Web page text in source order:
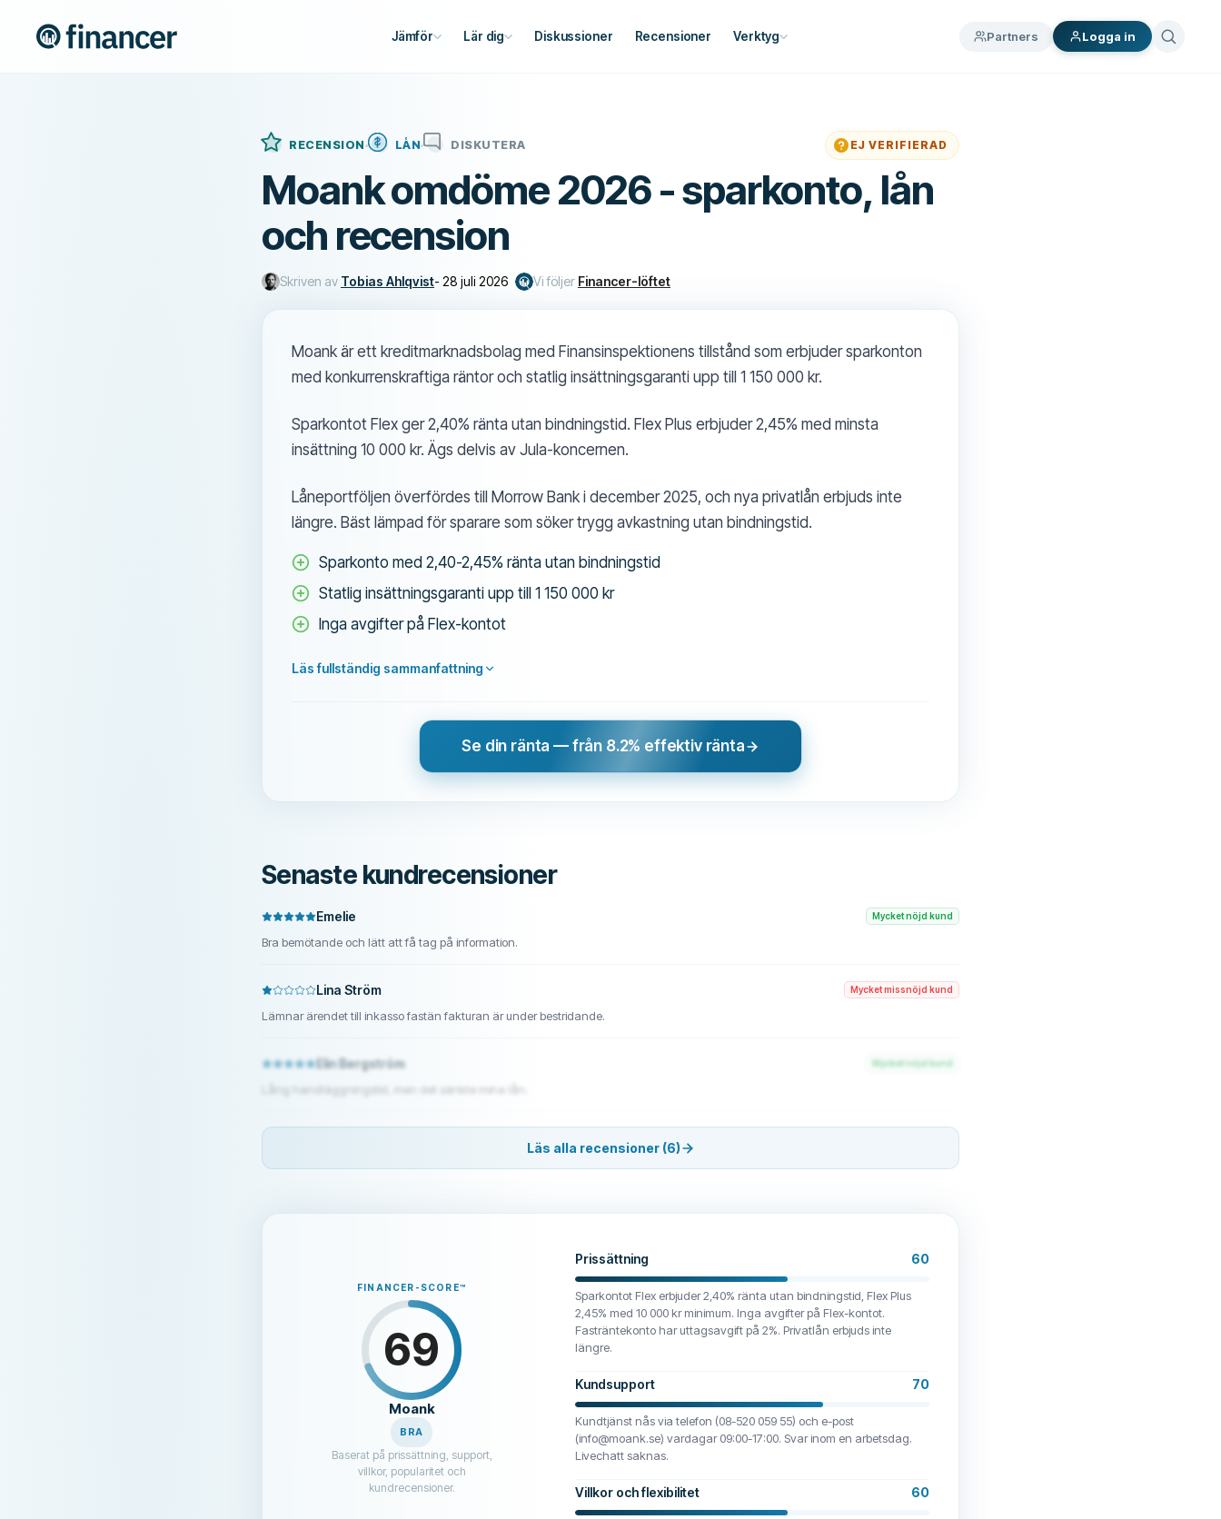
Jämför Lär dig Diskussioner Recensioner Verktyg Partners Logga in
RECENSION LÅN DISKUTERA EJ VERIFIERAD
Moank omdöme 2026 - sparkonto, lån
och recension
Skriven av Tobias Ahlqvist- 28 juli 2026 Vi följer Financer-löftet
Moank är ett kreditmarknadsbolag med Finansinspektionens tillstånd som erbjuder sparkonton
med konkurrenskraftiga räntor och statlig insättningsgaranti upp till 1 150 000 kr.
Sparkontot Flex ger 2,40% ränta utan bindningstid. Flex Plus erbjuder 2,45% med minsta
insättning 10 000 kr. Ägs delvis av Jula-koncernen.
Låneportföljen överfördes till Morrow Bank i december 2025, och nya privatlån erbjuds inte
längre. Bäst lämpad för sparare som söker trygg avkastning utan bindningstid.
Sparkonto med 2,40-2,45% ränta utan bindningstid
Statlig insättningsgaranti upp till 1 150 000 kr
Inga avgifter på Flex-kontot
Läs fullständig sammanfattning
Se din ränta — från 8.2% effektiv ränta
Senaste kundrecensioner
Emelie Mycket nöjd kund
Bra bemötande och lätt att få tag på information.
Lina Ström Mycket missnöjd kund
Lämnar ärendet till inkasso fastän fakturan är under bestridande.
Elin Bergström Mycket nöjd kund
Lång handläggningstid, men det sänkte mina lån.
Läs alla recensioner (6)
FINANCER-SCORE™
69
Moank
BRA
Baserat på prissättning, support,
villkor, popularitet och
kundrecensioner.
Prissättning 60
Sparkontot Flex erbjuder 2,40% ränta utan bindningstid, Flex Plus
2,45% med 10 000 kr minimum. Inga avgifter på Flex-kontot.
Fasträntekonto har uttagsavgift på 2%. Privatlån erbjuds inte
längre.
Kundsupport 70
Kundtjänst nås via telefon (08-520 059 55) och e-post
(info@moank.se) vardagar 09:00-17:00. Svar inom en arbetsdag.
Livechatt saknas.
Villkor och flexibilitet 60